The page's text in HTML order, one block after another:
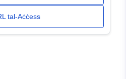
tal-Aċċess